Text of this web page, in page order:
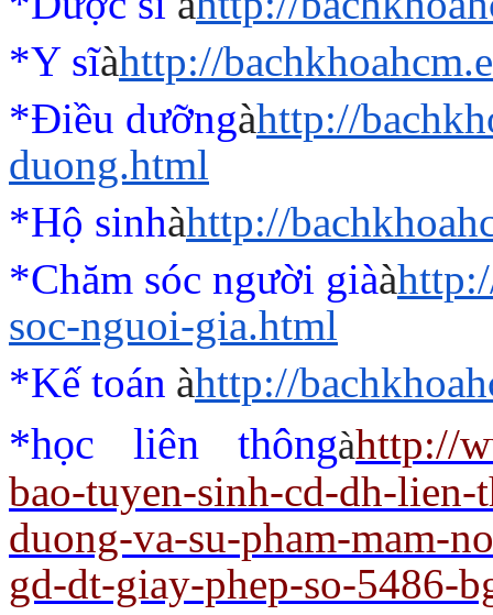
*Y sĩàhttp://
*Điều dưỡngàhttp://
duong.html
*Hộ sinhàhttp://
*Chăm sóc người giàà
soc-nguoi-gia.html
*Kế toán àhttp://
*học liên thôngàhttp://
bao-tuyen-sinh-cd-dh-
duong-va-su-pham-mam-
gd-dt-giay-phep-so-5486-